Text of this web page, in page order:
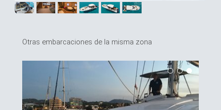
Otras embarcaciones de la misma zona